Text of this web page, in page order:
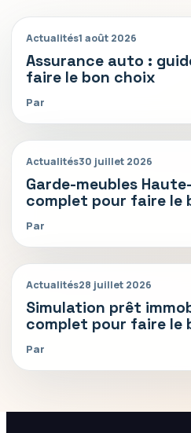
Actualités1 août 2026
Assurance auto :
faire le bon choix
Par
Actualités30 juillet 2026
Garde-meubles
complet pour faire le
Par
Actualités28 juillet 2026
Simulation prêt
complet pour faire le
Par